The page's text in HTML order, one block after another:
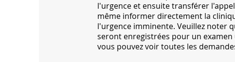
l'urgence et ensuite transférer
même informer directement la
l'urgence imminente. Veuillez noter
seront enregistrées pour un examen
vous pouvez voir toutes les